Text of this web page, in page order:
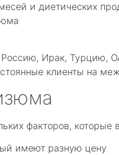
и диетических
Ирак, Турцию,
клиенты на
факторов, которые
имеют разную цену